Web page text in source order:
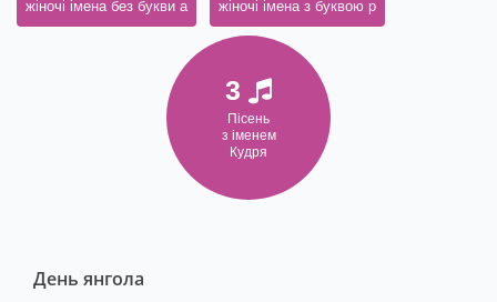
жіночі імена без букви а жіночі імена з буквою р
3
Пісень
з іменем
Кудря
День янгола